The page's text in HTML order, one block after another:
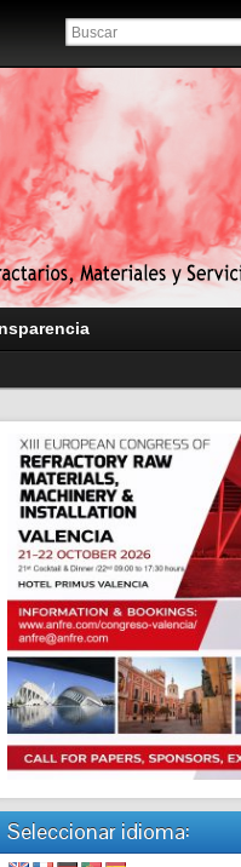
Seleccionar idioma: